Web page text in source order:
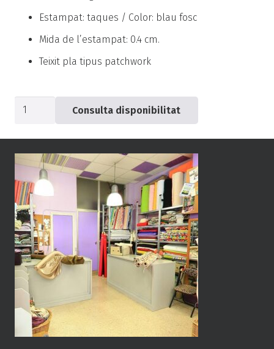
Estampat: taques / Color: blau fosc
Mida de l’estampat: 0.4 cm.
Teixit pla tipus patchwork
quantitat
Popelín
blau
taques
-0462-
Consulta disponibilitat